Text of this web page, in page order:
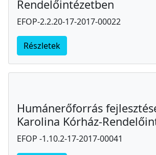
Rendelőintézetben
EFOP-2.2.20-17-2017-00022
Részletek
Humánerőforrás
Karolina Kórház-
EFOP -1.10.2-17-2017-00041